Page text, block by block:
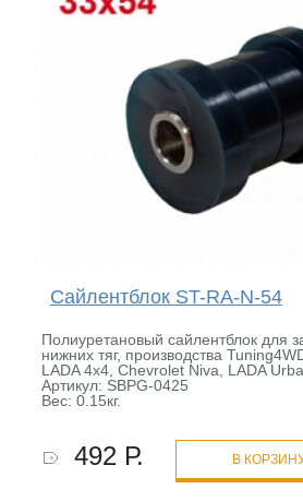
Сайлентблок ST-RA-N-54
Полиуретановый сайлентблок для
нижних тяг, производства
LADA 4x4, Chevrolet Niva, LADA
Артикул: SBPG-0425
Вес: 0.15кг.
492 Р. В